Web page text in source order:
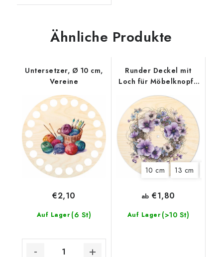
Ähnliche Produkte
Untersetzer, Ø 10 cm,
Vereine
Auf Lager (6 St)
€2,10
Runder Deckel mit
Loch für Möbelknopf -
10 cm 13 cm
Auf Lager (>10 St)
ab €1,80